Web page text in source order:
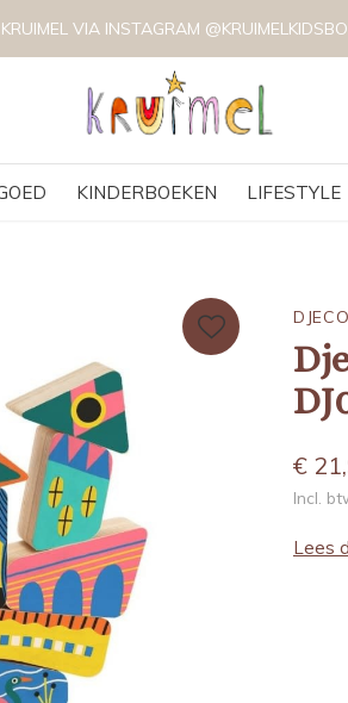
KINDERBOEKEN LIFESTYLE
VIA INSTAGRAM
DJECO
€
Incl.
Lees